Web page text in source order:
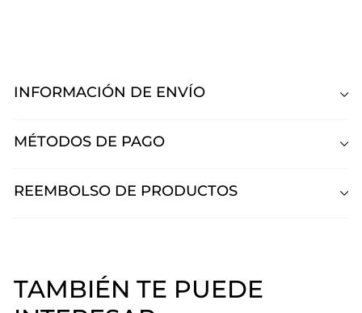
INFORMACIÓN DE ENVÍO
MÉTODOS DE PAGO
REEMBOLSO DE PRODUCTOS
TAMBIÉN TE PUEDE